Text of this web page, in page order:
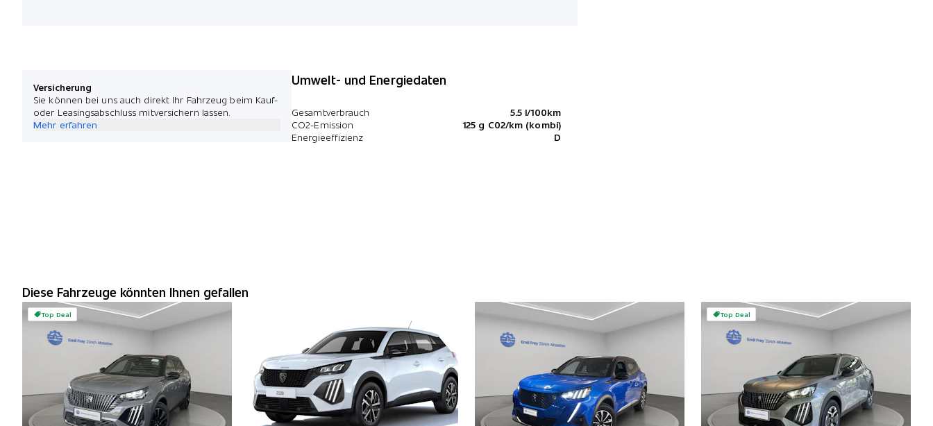
Versicherung
Sie können bei uns auch direkt Ihr Fahrzeug beim Kauf-
oder Leasingsabschluss mitversichern lassen.
Mehr erfahren
Umwelt- und Energiedaten
Gesamtverbrauch
5.5 l/100km
CO2-Emission
125 g C02/km (kombi)
Energieeffizienz
D
Diese Fahrzeuge könnten Ihnen gefallen
Top Deal Top Deal